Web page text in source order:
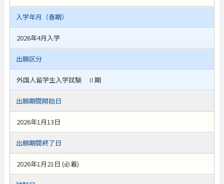
入学年月（春期）
2026年4月入学
出願区分
外国人留学生入学試験 Ⅱ期
出願期間開始日
2026年1月13日
出願期間終了日
2026年1月21日 (必着)